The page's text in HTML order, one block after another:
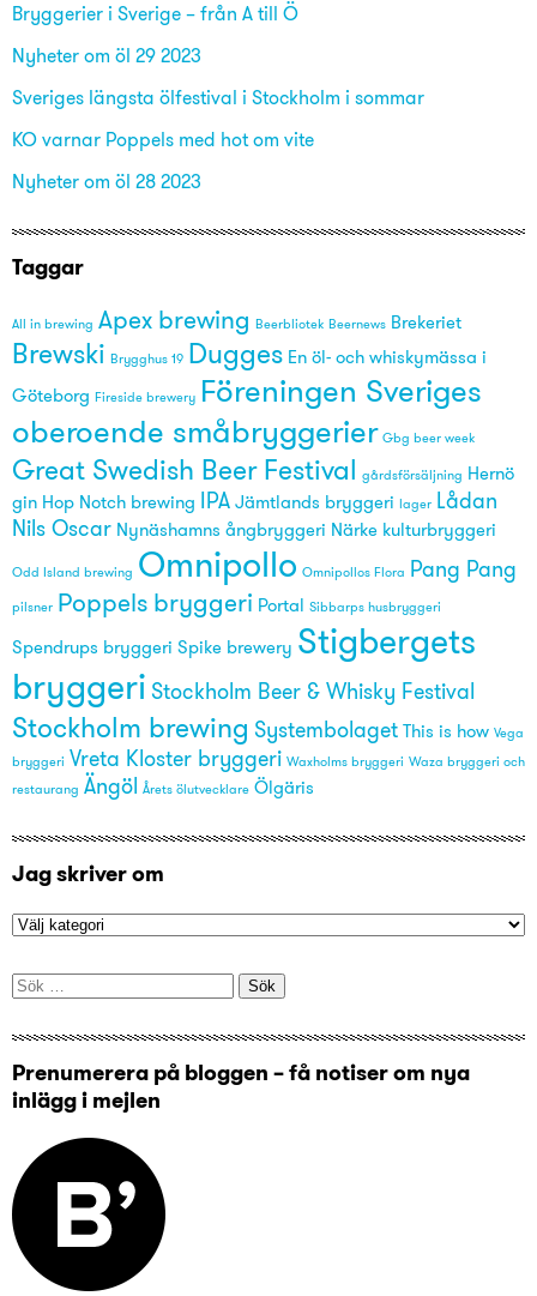
Bryggerier i Sverige – från A till Ö
Nyheter om öl 29 2023
Sveriges längsta ölfestival i Stockholm i sommar
KO varnar Poppels med hot om vite
Nyheter om öl 28 2023
Taggar
All in brewing Apex brewing Beerbliotek Beernews Brekeriet
Brewski Brygghus 19 Dugges En öl- och whiskymässa i
Göteborg Fireside brewery Föreningen Sveriges
oberoende småbryggerier Gbg beer week
Great Swedish Beer Festival gårdsförsäljning Hernö
gin Hop Notch brewing IPA Jämtlands bryggeri lager Lådan
Nils Oscar Nynäshamns ångbryggeri Närke kulturbryggeri
Odd Island brewing Omnipollo Omnipollos Flora Pang Pang
pilsner Poppels bryggeri Portal Sibbarps husbryggeri
Spendrups bryggeri Spike brewery Stigbergets
bryggeri Stockholm Beer & Whisky Festival
Stockholm brewing Systembolaget This is how Vega
bryggeri Vreta Kloster bryggeri Waxholms bryggeri Waza bryggeri och
restaurang Ängöl Årets ölutvecklare Ölgäris
Jag skriver om
Sök
Prenumerera på bloggen – få notiser om nya
inlägg i mejlen